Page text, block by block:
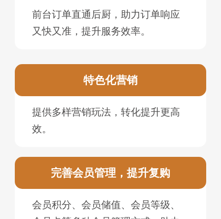
前台订单直通后厨，助力订单响应
又快又准，提升服务效率。
特色化营销
提供多样营销玩法，转化提升更高
效。
完善会员管理，提升复购
会员积分、会员储值、会员等级、